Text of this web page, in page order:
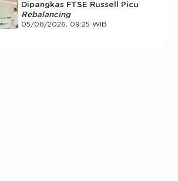
Dipangkas FTSE Russell Picu
Rebalancing
05/08/2026, 09:25 WIB